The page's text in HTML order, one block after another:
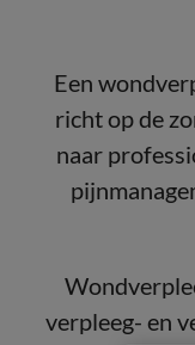
Een
richt op de
naar
verpleeg- en